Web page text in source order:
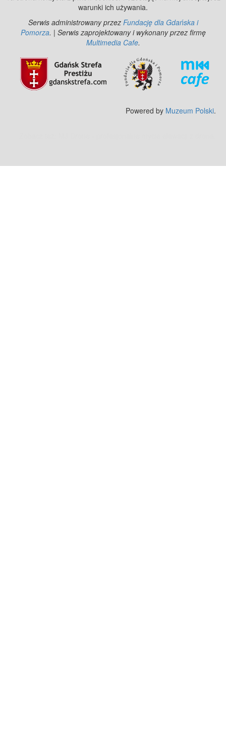
warunki ich używania.
Serwis administrowany przez Fundację dla Gdańska i
Pomorza. | Serwis zaprojektowany i wykonany przez firmę
Multimedia Cafe.
Powered by Muzeum Polski.